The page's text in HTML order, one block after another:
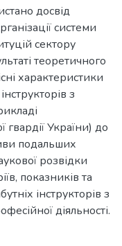
досвід
системи
сектору
теоретичного
характеристики
з
гвардії України) до
подальших
розвідки
показників та
інструкторів з
діяльності.